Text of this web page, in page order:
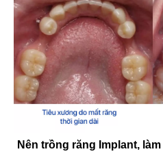
Nên trồng răng Implant,